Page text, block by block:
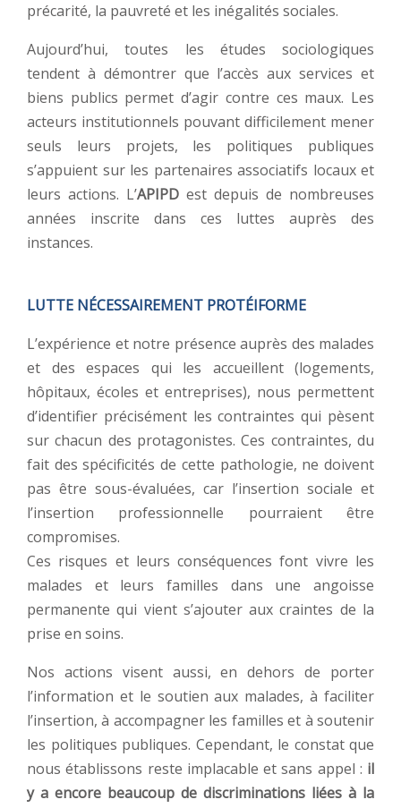
précarité, la pauvreté et les inégalités sociales.
Aujourd’hui, toutes les études sociologiques
tendent à démontrer que l’accès aux services et
biens publics permet d’agir contre ces maux. Les
acteurs institutionnels pouvant difficilement mener
seuls leurs projets, les politiques publiques
s’appuient sur les partenaires associatifs locaux et
leurs actions. L’APIPD est depuis de nombreuses
années inscrite dans ces luttes auprès des
instances.
LUTTE NÉCESSAIREMENT PROTÉIFORME
L’expérience et notre présence auprès des malades
et des espaces qui les accueillent (logements,
hôpitaux, écoles et entreprises), nous permettent
d’identifier précisément les contraintes qui pèsent
sur chacun des protagonistes. Ces contraintes, du
fait des spécificités de cette pathologie, ne doivent
pas être sous-évaluées, car l’insertion sociale et
l’insertion professionnelle pourraient être
compromises.
Ces risques et leurs conséquences font vivre les
malades et leurs familles dans une angoisse
permanente qui vient s’ajouter aux craintes de la
prise en soins.
Nos actions visent aussi, en dehors de porter
l’information et le soutien aux malades, à faciliter
l’insertion, à accompagner les familles et à soutenir
les politiques publiques. Cependant, le constat que
nous établissons reste implacable et sans appel : il
y a encore beaucoup de discriminations liées à la